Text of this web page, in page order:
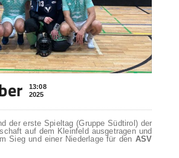
13:08
2025
der erste Spieltag (Gruppe Südtirol) der
auf dem Kleinfeld ausgetragen und
Sieg und einer Niederlage für den ASV